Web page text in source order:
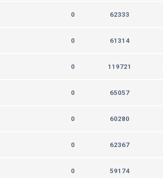
0 62333
0 61314
0 119721
0 65057
0 60280
0 62367
0 59174